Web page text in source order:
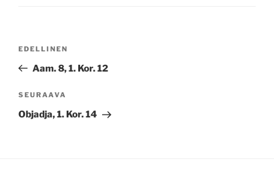
Edellinen
artikkeli
EDELLINEN
Aam. 8, 1. Kor. 12
Seuraava
artikkeli
SEURAAVA
Objadja, 1. Kor. 14